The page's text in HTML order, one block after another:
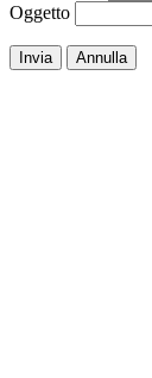
Oggetto
Invia Annulla